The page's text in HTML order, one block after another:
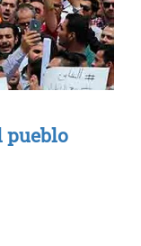
pueblo